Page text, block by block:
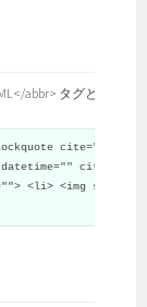
abbr> タグと属性が
cite="">
cite="">
<li> <img src=""